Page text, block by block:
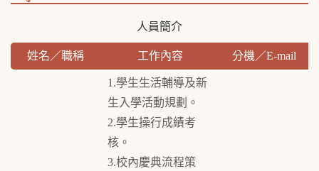
人員簡介
姓名／職稱 工作內容 分機／E-mail
1.學生生活輔導及新
生入學活動規劃。
2.學生操行成績考
核。
3.校內慶典流程策